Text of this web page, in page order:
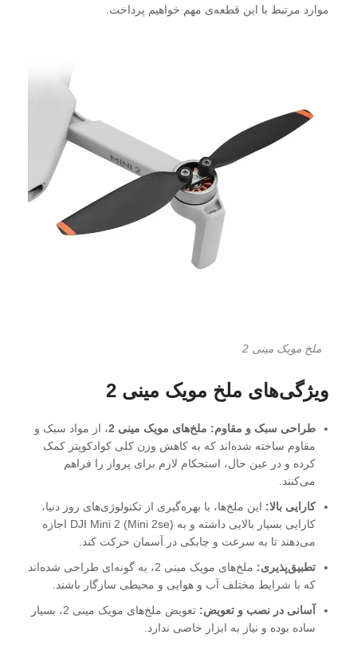
موارد مرتبط با این قطعه‌ی مهم خواهیم پرداخت.
ملخ مویک مینی 2
ویژگی‌های ملخ مویک مینی 2
طراحی سبک و مقاوم: ملخ‌های مویک مینی 2
، از مواد سبک و
مقاوم ساخته شده‌اند که به کاهش وزن کلی کوادکوپتر کمک
کرده و در عین حال، استحکام لازم برای پرواز را فراهم
می‌کنند.
کارایی بالا: این ملخ‌ها، با بهره‌گیری از تکنولوژی‌های روز دنیا،
کارایی بسیار بالایی داشته و به (Mini 2se) DJI Mini 2 اجازه
می‌دهند تا به سرعت و چابکی در آسمان حرکت کند.
تطبیق‌پذیری:
ملخ‌های مویک مینی 2، به گونه‌ای طراحی شده‌اند
که با شرایط مختلف آب و هوایی و محیطی سازگار باشند.
آسانی در نصب و تعویض:
تعویض ملخ‌های مویک مینی 2، بسیار
ساده بوده و نیاز به ابزار خاصی ندارد.